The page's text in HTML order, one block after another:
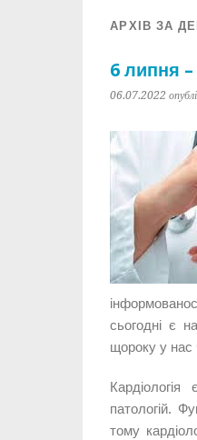
АРХІВ ЗА
6 липня –
06.07.2022
сьогодні є
щороку у нас
патологій.
тому